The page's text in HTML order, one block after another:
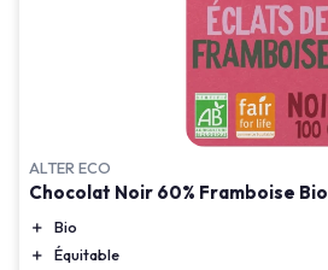
ALTER ECO
Chocolat Noir 60% Framboise Bio
＋
Bio
＋
Équitable